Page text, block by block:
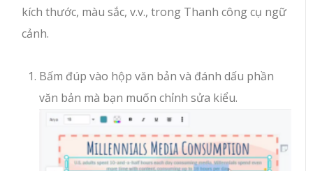
kích thước, màu sắc, v.v., trong Thanh công cụ ngữ
cảnh.
Bấm đúp vào hộp văn bản và đánh dấu phần
văn bản mà bạn muốn chỉnh sửa kiểu.